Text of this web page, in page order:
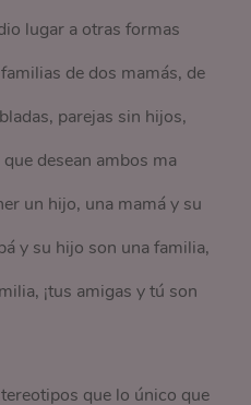
lugar a otras formas
de dos mamás, de
parejas sin hijos,
desean ambos ma
un hijo, una mamá y su
y su hijo son una familia,
¡tus amigas y tú son
que lo único que